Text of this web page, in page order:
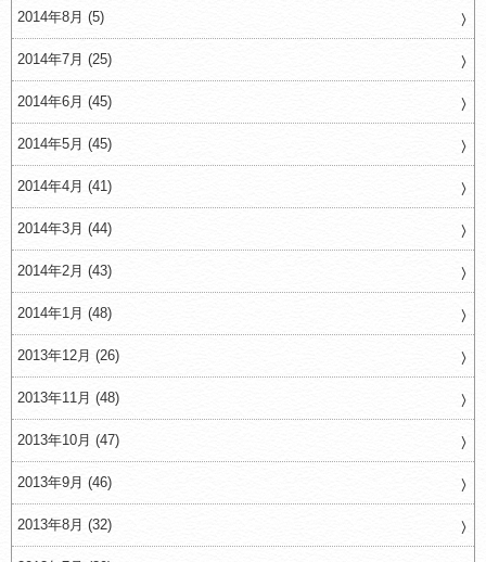
2014年8月 (5)
2014年7月 (25)
2014年6月 (45)
2014年5月 (45)
2014年4月 (41)
2014年3月 (44)
2014年2月 (43)
2014年1月 (48)
2013年12月 (26)
2013年11月 (48)
2013年10月 (47)
2013年9月 (46)
2013年8月 (32)